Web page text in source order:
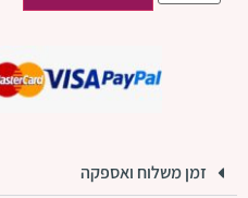
זמן משלוח ואספקה